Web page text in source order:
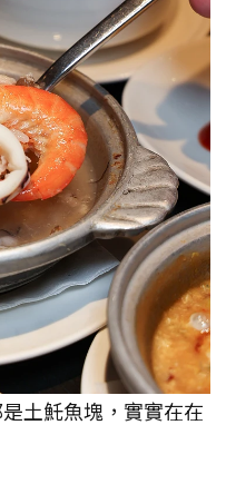
土魠魚塊，實實在在